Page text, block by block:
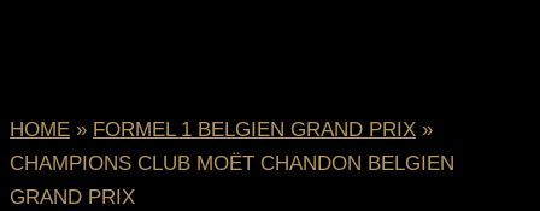
HOME » FORMEL 1 BELGIEN GRAND PRIX »
CHAMPIONS CLUB MOËT CHANDON BELGIEN
GRAND PRIX